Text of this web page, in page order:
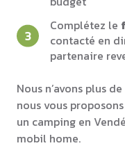
Complétez le
contacté en
partenaire
Nous n’avons plus
nous vous
un camping en
mobil home.